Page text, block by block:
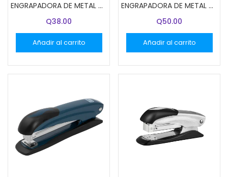
¿Contraseña perdida?
ENGRAPADORA DE METAL MAPED 3543
Q38.00
Añadir al carrito
ENGRAPADORA DE METAL MAPED E-3544
Q50.00
Añadir al carrito